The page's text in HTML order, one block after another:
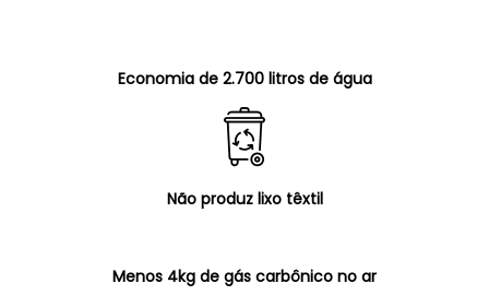
Economia de 2.700 litros de água
Não produz lixo têxtil
Menos 4kg de gás carbônico no ar